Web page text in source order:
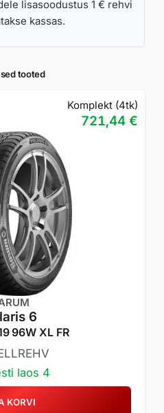
lisasoodustus 1 € rehvi
kassas.
tooted
6
96W XL FR
laos 4
Komplekt (4tk)
721,44 €
KORVI